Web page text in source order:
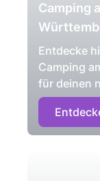
Camping
Entdecke
Camping
für deinen